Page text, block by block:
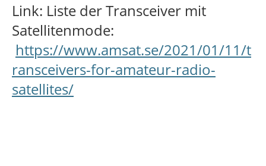
Link: Liste der Transceiver mit
Satellitenmode:
https://www.amsat.se/2021/01/11/t
ransceivers-for-amateur-radio-
satellites/